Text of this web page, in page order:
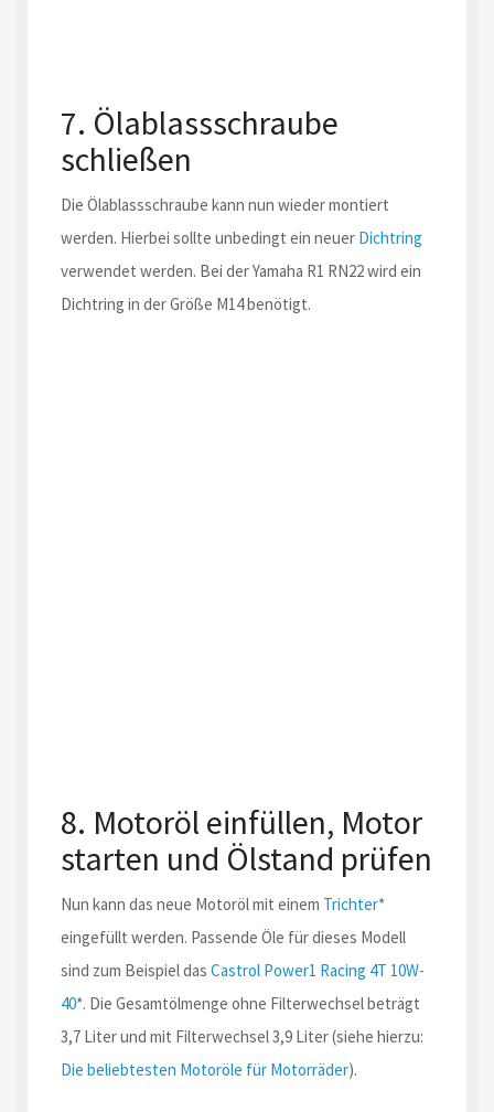
7. Ölablassschraube
schließen
Die Ölablassschraube kann nun wieder montiert
werden. Hierbei sollte unbedingt ein neuer Dichtring
verwendet werden. Bei der Yamaha R1 RN22 wird ein
Dichtring in der Größe M14 benötigt.
8. Motoröl einfüllen, Motor
starten und Ölstand prüfen
Nun kann das neue Motoröl mit einem Trichter*
eingefüllt werden. Passende Öle für dieses Modell
sind zum Beispiel das Castrol Power1 Racing 4T 10W-
40*. Die Gesamtölmenge ohne Filterwechsel beträgt
3,7 Liter und mit Filterwechsel 3,9 Liter (siehe hierzu:
Die beliebtesten Motoröle für Motorräder).